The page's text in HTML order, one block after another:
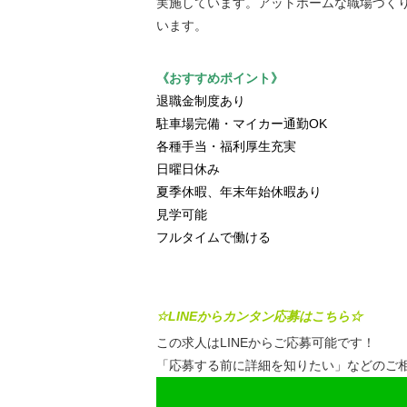
います。
《おすすめポイント》
退職金制度あり
駐車場完備・マイカー通勤OK
各種手当・福利厚生充実
日曜日休み
夏季休暇、年末年始休暇あり
見学可能
フルタイムで働ける
☆LINEからカンタン応募はこちら☆
この求人はLINEからご応募可能です！
「応募する前に詳細を知りたい」などのご